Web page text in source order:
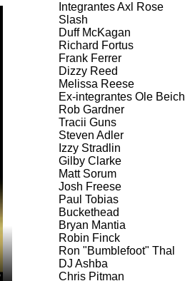
IntegrantesAxl Rose
Slash
Duff McKagan
Richard Fortus
Frank Ferrer
Dizzy Reed
Melissa Reese
Ex-integrantes Ole Beich
Rob Gardner
Tracii Guns
Steven Adler
Izzy Stradlin
Gilby Clarke
Matt Sorum
Josh Freese
Paul Tobias
Buckethead
Bryan Mantia
Robin Finck
Ron "Bumblefoot" Thal
DJ Ashba
Chris Pitman